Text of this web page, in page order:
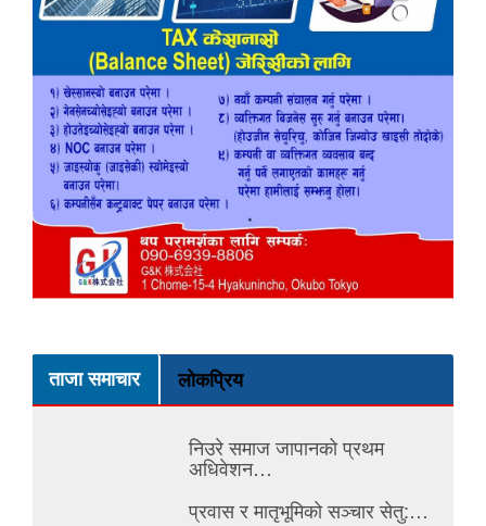
ताजा समाचार लोकप्रिय
निउरे समाज जापानको प्रथम
अधिवेशन…
प्रवास र मातृभूमिको सञ्चार सेतु:…